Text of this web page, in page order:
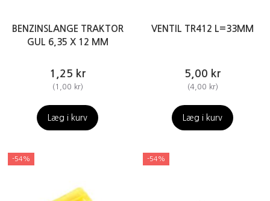
BENZINSLANGE TRAKTOR
GUL 6,35 X 12 MM
1,25 kr
(1,00 kr)
Læg i kurv
VENTIL TR412 L=33MM
5,00 kr
(4,00 kr)
Læg i kurv
-54% -54%